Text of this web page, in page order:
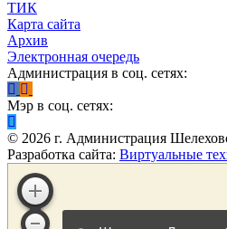
ТИК
Карта сайта
Архив
Электронная очередь
Администрация в соц. сетях:
Мэр в соц. сетях:
© 2026 г. Администрация
Разработка сайта: Виртуальные